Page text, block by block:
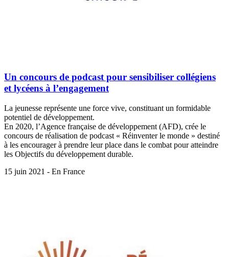
Un concours de podcast pour sensibiliser collégiens
et lycéens à l’engagement
La jeunesse représente une force vive, constituant un formidable
potentiel de développement.
En 2020, l’Agence française de développement (AFD), crée le
concours de réalisation de podcast « Réinventer le monde » destiné
à les encourager à prendre leur place dans le combat pour atteindre
les Objectifs du développement durable.
15 juin 2021 - En France